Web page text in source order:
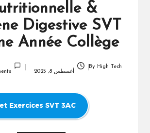
&
Digestive SVT
Année Collège
By High Tech
أغسطس 8, 2025
Exercices SVT 3AC